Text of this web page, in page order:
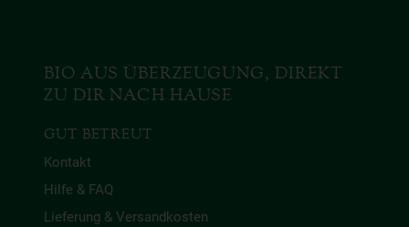
BIO AUS ÜBERZEUGUNG, DIREKT
ZU DIR NACH HAUSE
GUT BETREUT
Kontakt
Hilfe & FAQ
Lieferung & Versandkosten